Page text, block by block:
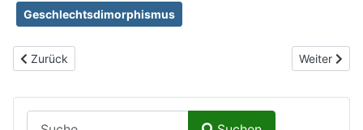
Geschlechtsdimorphismus
Vorheriger Beitrag: Goldene Acht, Colias hyale
Zurück Nächster
Weiter